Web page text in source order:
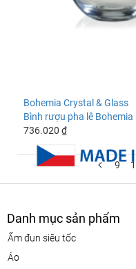
Bohemia Crystal & Glass
Bình rượu pha lê Bohemia
736.020 ₫
9
Danh mục sản phẩm
ấm đun siêu tốc
áo